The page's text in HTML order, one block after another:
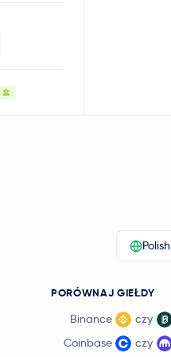
Polish
PORÓWNAJ GIEŁDY
Binance czy
Coinbase
czy